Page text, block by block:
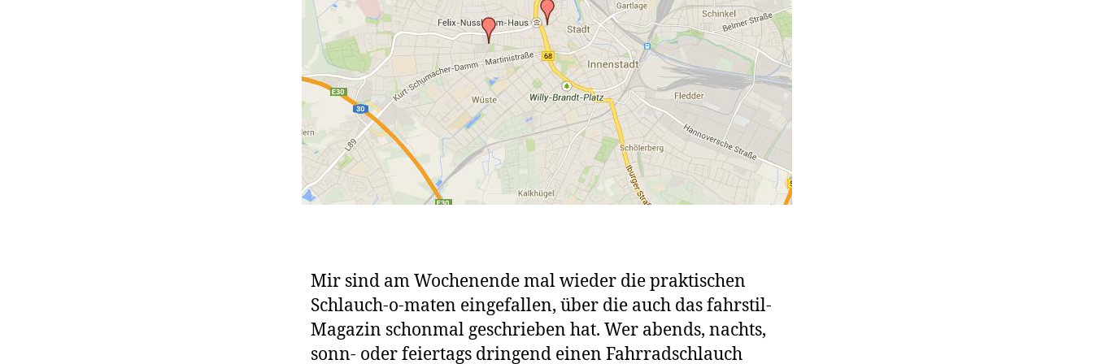
Mir sind am Wochenende mal wieder die praktischen
Schlauch-o-maten eingefallen, über die auch das fahrstil-
Magazin schonmal geschrieben hat. Wer abends, nachts,
sonn- oder feiertags dringend einen Fahrradschlauch